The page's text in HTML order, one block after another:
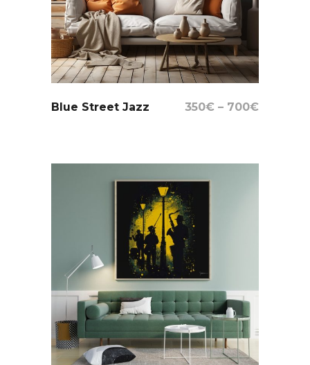
Select Options
Blue Street Jazz 350€ – 700€